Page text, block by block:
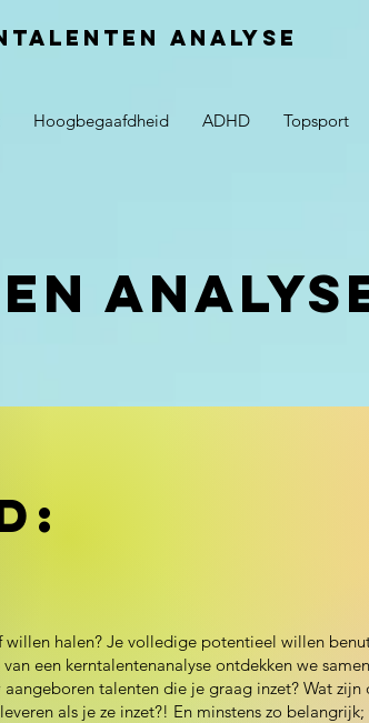
analyse
Hoogbegaafdheid ADHD Topsport
halen? Je volledige potentieel willen
een kerntalentenanalyse ontdekken we
talenten die je graag inzet? Wat zijn
als je ze inzet?! En minstens zo belangrijk;